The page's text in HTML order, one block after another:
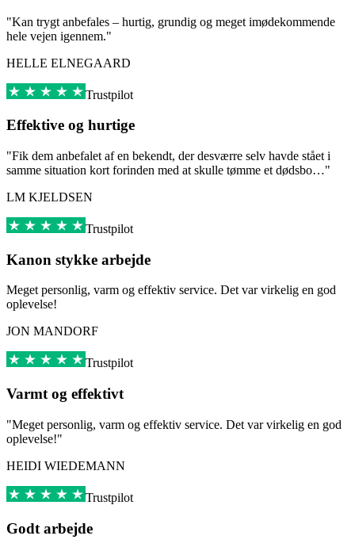
"Kan trygt anbefales – hurtig, grundig og meget imødekommende
hele vejen igennem."
HELLE ELNEGAARD
Trustpilot
Effektive og hurtige
"Fik dem anbefalet af en bekendt, der desværre selv havde stået i
samme situation kort forinden med at skulle tømme et dødsbo…"
LM KJELDSEN
Trustpilot
Kanon stykke arbejde
Meget personlig, varm og effektiv service. Det var virkelig en god
oplevelse!
JON MANDORF
Trustpilot
Varmt og effektivt
"Meget personlig, varm og effektiv service. Det var virkelig en god
oplevelse!"
HEIDI WIEDEMANN
Trustpilot
Godt arbejde